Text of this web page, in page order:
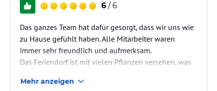
6 / 6
Das ganzes Team hat dafür gesorgt, dass wir uns wie
zu Hause gefühlt haben. Alle Mitarbeiter waren
immer sehr freundlich und aufmerksam.
Das Feriendorf ist mit vielen Pflanzen versehen, was
Nachbarn.
Mehr anzeigen